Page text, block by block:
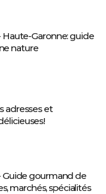
Haute-Garonne: guide
nature
adresses et
Guide gourmand de
marchés, spécialités